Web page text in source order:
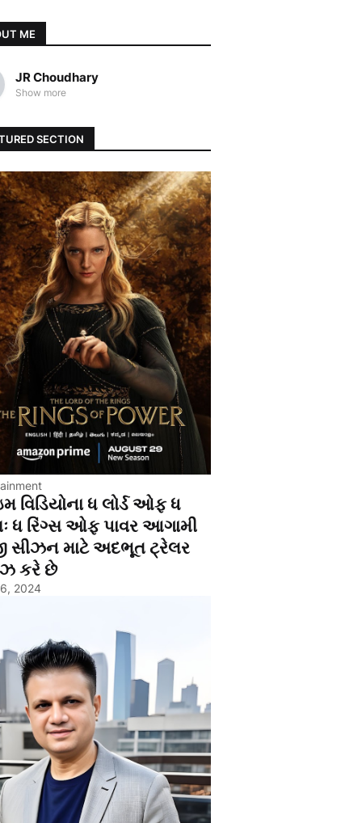
ME
JR Choudhary
Show more
SECTION
વિડિયોના ધ લોર્ડ ઓફ ધ
ધ રિંગ્સ ઓફ પાવર આગામી
સીઝન માટે અદભૂત ટ્રેલર
કરે છે
2024